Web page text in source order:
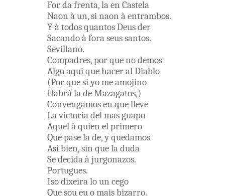
Fordafrenta,laen Castela
Naon àun,si naon àentrambos.
YàtodosquantosDeusder
Sacandoàforaseussantos.
Sevillano.
Compadres,porquenodemos
AlgoaquiquehaceralDiablo
(Por quesiyomeamojino
HabráladeMazagatos,)
Convengamosen quelleve
Lavictoriadelmasguapo
Aquelàquien elprimero
Quepaselade,yquedamos
Asibien,sin queladuda
Sedecidaàjurgonazos.
Portugues.
Isodixeira loun cego
Quesoueuomaisbizarro.